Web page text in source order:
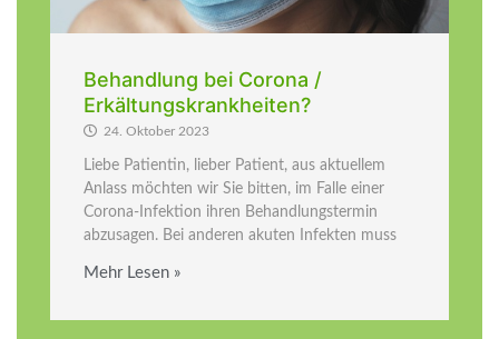
Behandlung bei Corona /
Erkältungskrankheiten?
24. Oktober 2023
Liebe Patientin, lieber Patient, aus aktuellem
Anlass möchten wir Sie bitten, im Falle einer
Corona-Infektion ihren Behandlungstermin
abzusagen. Bei anderen akuten Infekten muss
Mehr Lesen »